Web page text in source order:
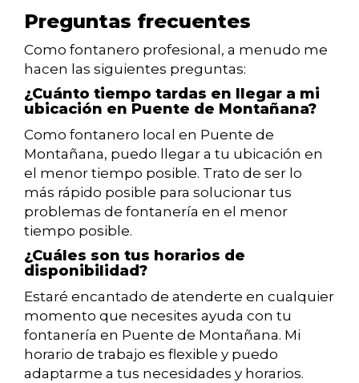
Preguntas frecuentes
Como fontanero profesional, a menudo me
hacen las siguientes preguntas:
¿Cuánto tiempo tardas en llegar a mi
ubicación en Puente de Montañana?
Como fontanero local en Puente de
Montañana, puedo llegar a tu ubicación en
el menor tiempo posible. Trato de ser lo
más rápido posible para solucionar tus
problemas de fontanería en el menor
tiempo posible.
¿Cuáles son tus horarios de
disponibilidad?
Estaré encantado de atenderte en cualquier
momento que necesites ayuda con tu
fontanería en Puente de Montañana. Mi
horario de trabajo es flexible y puedo
adaptarme a tus necesidades y horarios.